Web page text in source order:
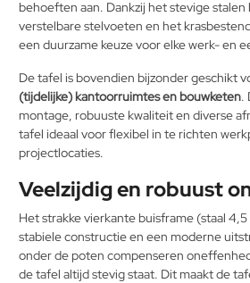
behoeften aan. Dankzij het stevige stalen
verstelbare stelvoeten en het
een duurzame keuze voor elke werk- en
De tafel is bovendien bijzonder geschikt
(tijdelijke) kantoorruimtes en bouwketen.
montage, robuuste kwaliteit en diverse
tafel ideaal voor flexibel in te richten
projectlocaties.
Veelzijdig en robuust
Het strakke vierkante buisframe (staal
stabiele constructie en een moderne
onder de poten compenseren
de tafel altijd stevig staat. Dit maakt de